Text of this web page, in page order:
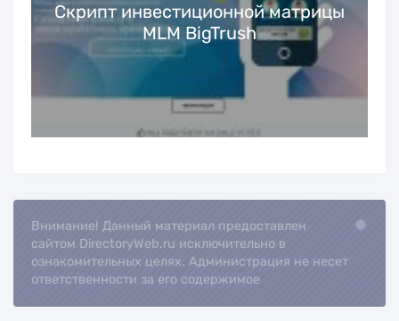
Скрипт инвестиционной матрицы
MLM BigTrush
Внимание! Данный материал предоставлен
сайтом DirectoryWeb.ru исключительно в
ознакомительных целях. Администрация не несет
ответственности за его содержимое